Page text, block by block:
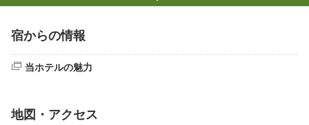
宿からの情報
当ホテルの魅力
地図・アクセス